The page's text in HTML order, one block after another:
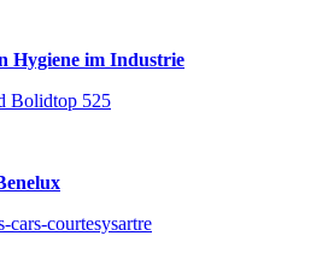
Hygiene im Industrie